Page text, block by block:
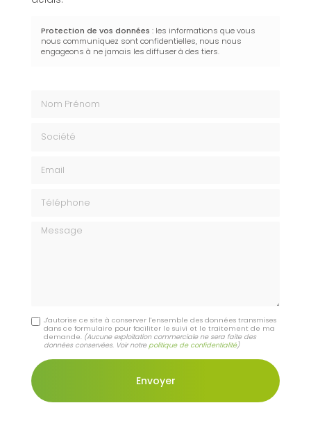
Protection de vos données : les informations que vous
nous communiquez sont confidentielles, nous nous
engageons à ne jamais les diffuser à des tiers.
Message
J'autorise ce site à conserver l'ensemble des données transmises
dans ce formulaire pour faciliter le suivi et le traitement de ma
demande. (Aucune exploitation commerciale ne sera faite des
données conservées. Voir notre politique de confidentialité)